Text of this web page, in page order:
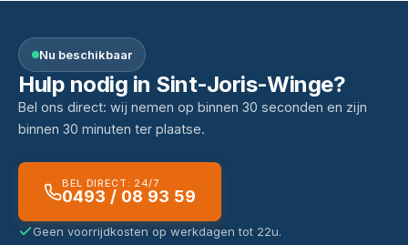
Nu beschikbaar
Hulp nodig in Sint-Joris-Winge?
Bel ons direct: wij nemen op binnen 30 seconden en zijn
binnen 30 minuten ter plaatse.
BEL DIRECT: 24/7
0493 / 08 93 59
Geen voorrijdkosten op werkdagen tot 22u.